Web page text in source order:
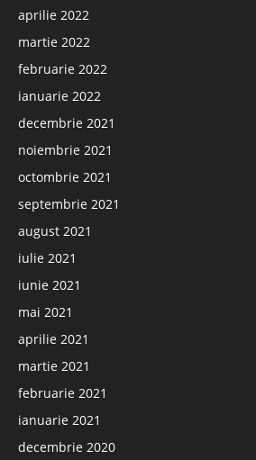
aprilie 2022
martie 2022
februarie 2022
ianuarie 2022
decembrie 2021
noiembrie 2021
octombrie 2021
septembrie 2021
august 2021
iulie 2021
iunie 2021
mai 2021
aprilie 2021
martie 2021
februarie 2021
ianuarie 2021
decembrie 2020